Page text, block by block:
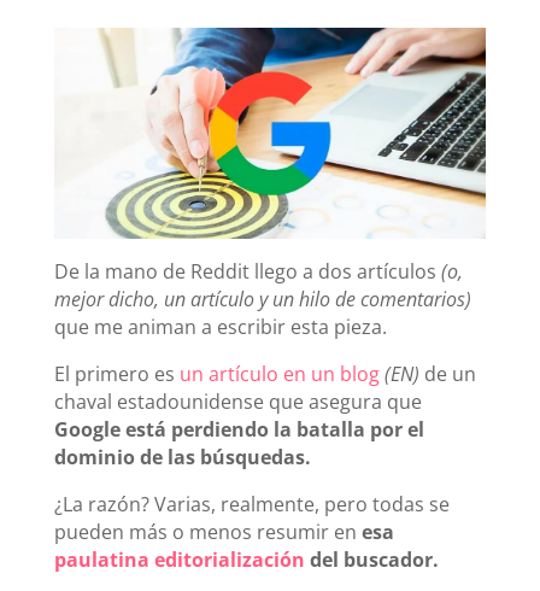
De la mano de Reddit llego a dos artículos (o,
mejor dicho, un artículo y un hilo de comentarios)
que me animan a escribir esta pieza.
El primero es un artículo en un blog(EN) de un
chaval estadounidense que asegura que
Google está perdiendo la batalla por el
dominio de las búsquedas.
¿La razón? Varias, realmente, pero todas se
pueden más o menos resumir en esa
paulatina editorialización del buscador.